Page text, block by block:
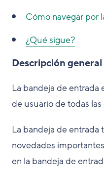
Cómo navegar por
¿Qué sigue?
Descripción general
La bandeja de entrada
de usuario de todas
La bandeja de entrada
novedades
en la bandeja de